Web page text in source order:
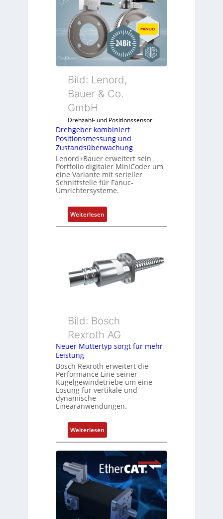
e
g
e
b
e
r
o
m
n
i
e
r
t
P
o
t
s
m
e
n
u
d
Z
u
t
a
n
d
s
ü
b
e
Bild: Lenord,
Bauer & Co.
GmbH
Drehzahl- und Positionssensor
Drehgeber kombiniert
Positionsmessung und
Zustandsüberwachung
Lenord+Bauer erweitert sein
Portfolio digitaler MiniCoder um
eine Variante mit serieller
Schnittstelle für Fanuc-
Umrichtersysteme.
Weiterlesen:
D
g
e
b
k
m
b
n
i
e
P
o
s
i
t
i
o
Bild: Bosch
Rexroth AG
Neuer Muttertyp sorgt für mehr
Leistung
Bosch Rexroth erweitert die
Performance Line seiner
Kugelgewindetriebe um eine
Lösung für vertikale und
dynamische
Linearanwendungen.
Weiterlesen:
N
e
e
r